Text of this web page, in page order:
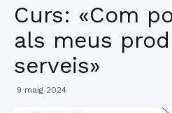
Curs: «Com
als meus
serveis»
9 maig 2024